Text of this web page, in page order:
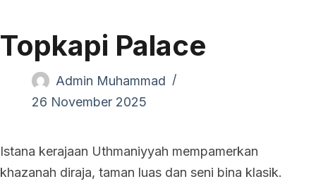
Topkapi Palace
Admin Muhammad
26 November 2025
Istana kerajaan Uthmaniyyah mempamerkan
khazanah diraja, taman luas dan seni bina klasik.